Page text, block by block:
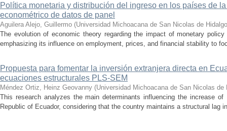
Política monetaria y distribución del ingreso en los países de
econométrico de datos de panel
Aguilera Alejo, Guillermo (Universidad Michoacana de San Nicolas de Hidalgo
The evolution of economic theory regarding the impact of monetary
emphasizing its influence on employment, prices, and financial stability to
Propuesta para fomentar la inversión extranjera directa en
ecuaciones estructurales PLS-SEM
Méndez Ortiz, Heinz Geovanny (Universidad Michoacana de San Nicolas de
This research analyzes the main determinants influencing the increase
Republic of Ecuador, considering that the country maintains a structural lag